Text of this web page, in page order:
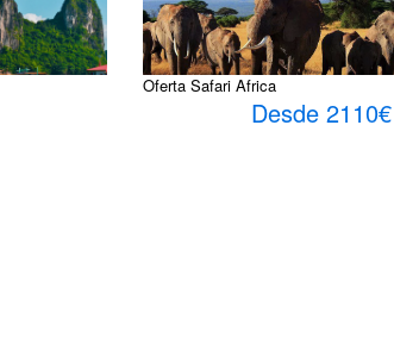
Oferta Safari Africa
Desde 2110€